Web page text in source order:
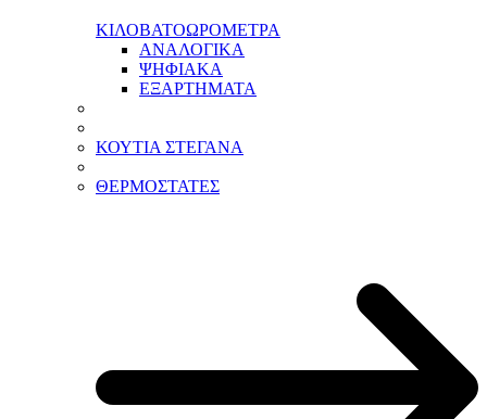
ΚΙΛΟΒΑΤΟΩΡΟΜΕΤΡΑ
ΑΝΑΛΟΓΙΚΑ
ΨΗΦΙΑΚΑ
ΕΞΑΡΤΗΜΑΤΑ
ΚΟΥΤΙΑ ΣΤΕΓΑΝΑ
ΘΕΡΜΟΣΤΑΤΕΣ